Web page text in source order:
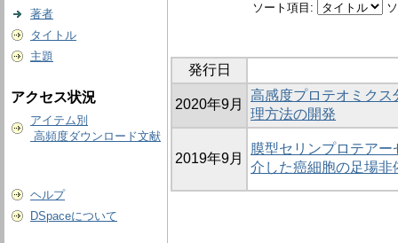
著者
タイトル
主題
アクセス状況
アイテム別
高頻度ダウンロード文献
ヘルプ
DSpaceについて
ソート項目:
発行日
2020年9月
高感度プロテオミク
理方法の開発
2019年9月
膜型セリンプロテア
介した癌細胞の足場非